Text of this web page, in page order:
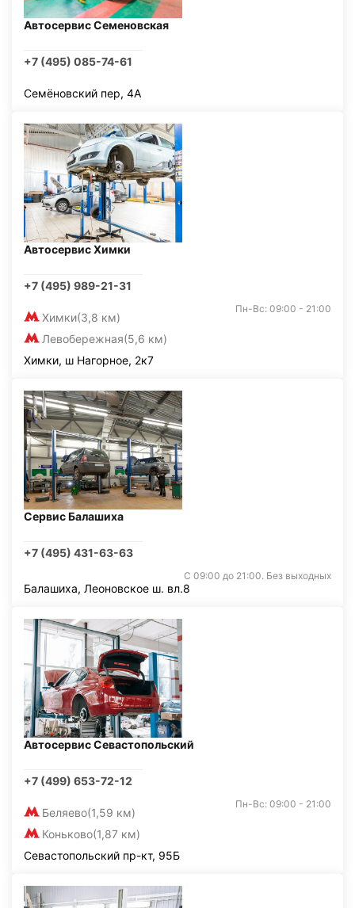
Автосервис Семеновская
+7 (495) 085-74-61
Семёновский пер, 4А
Автосервис Химки
+7 (495) 989-21-31
Химки(3,8 км)
Левобережная(5,6 км)
Пн-Вс: 09:00 - 21:00
Химки, ш Нагорное, 2к7
Сервис Балашиха
+7 (495) 431-63-63
С 09:00 до 21:00. Без выходных
Балашиха, Леоновское ш. вл.8
Автосервис Севастопольский
+7 (499) 653-72-12
Беляево(1,59 км)
Коньково(1,87 км)
Пн-Вс: 09:00 - 21:00
Севастопольский пр-кт, 95Б